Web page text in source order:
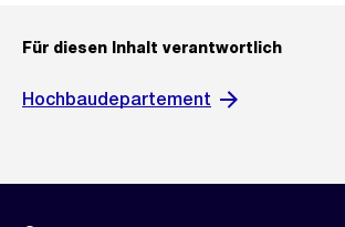
Für diesen Inhalt verantwortlich
Hochbaudepartement